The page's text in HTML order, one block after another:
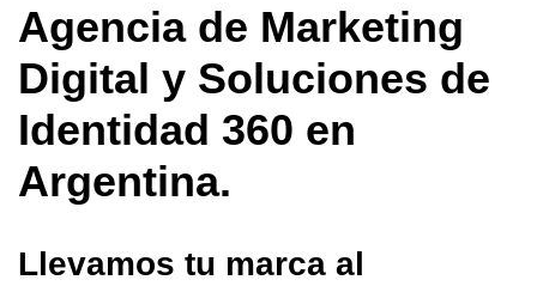
Agencia de Marketing
Digital y Soluciones de
Identidad 360 en
Argentina.
Llevamos tu marca al